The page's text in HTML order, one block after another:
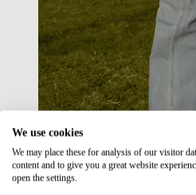
We use cookies
We may place these for analysis of our visitor
content and to give you a great website
open the settings.